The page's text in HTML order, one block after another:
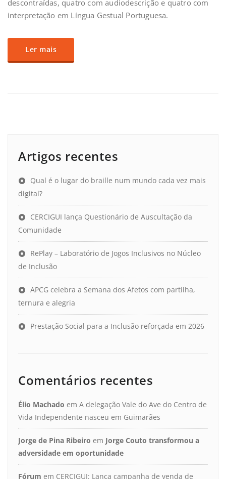
descontraídas, quatro com audiodescrição e quatro com
interpretação em Língua Gestual Portuguesa.
Ler mais
Artigos recentes
Qual é o lugar do braille num mundo cada vez mais
digital?
CERCIGUI lança Questionário de Auscultação da
Comunidade
RePlay – Laboratório de Jogos Inclusivos no Núcleo
de Inclusão
APCG celebra a Semana dos Afetos com partilha,
ternura e alegria
Prestação Social para a Inclusão reforçada em 2026
Comentários recentes
Élio Machado em A delegação Vale do Ave do Centro de
Vida Independente nasceu em Guimarães
Jorge de Pina Ribeiro em Jorge Couto transformou a
adversidade em oportunidade
Fórum em CERCIGUI: Lança campanha de venda de